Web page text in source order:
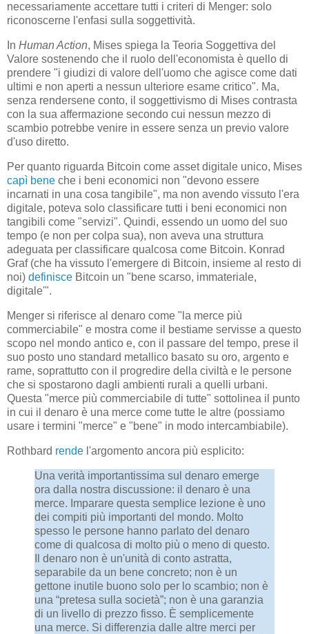
necessariamente accettare tutti i criteri di Menger: solo
riconoscerne l'enfasi sulla soggettività.
In Human Action, Mises spiega la Teoria Soggettiva del
Valore sostenendo che il ruolo dell'economista è quello di
prendere "i giudizi di valore dell'uomo che agisce come dati
ultimi e non aperti a nessun ulteriore esame critico". Ma,
senza rendersene conto, il soggettivismo di Mises contrasta
con la sua affermazione secondo cui nessun mezzo di
scambio potrebbe venire in essere senza un previo valore
d'uso diretto.
Per quanto riguarda Bitcoin come asset digitale unico, Mises
capì bene che i beni economici non "devono essere
incarnati in una cosa tangibile", ma non avendo vissuto l'era
digitale, poteva solo classificare tutti i beni economici non
tangibili come "servizi". Quindi, essendo un uomo del suo
tempo (e non per colpa sua), non aveva una struttura
adeguata per classificare qualcosa come Bitcoin. Konrad
Graf (che ha vissuto l'emergere di Bitcoin, insieme al resto di
noi) definisce Bitcoin un "bene scarso, immateriale,
digitale'".
Menger si riferisce al denaro come "la merce più
commerciabile" e mostra come il bestiame servisse a questo
scopo nel mondo antico e, con il passare del tempo, prese il
suo posto uno standard metallico basato su oro, argento e
rame, soprattutto con il progredire della civiltà e le persone
che si spostarono dagli ambienti rurali a quelli urbani.
Questa "merce più commerciabile di tutte" sottolinea il punto
in cui il denaro è una merce come tutte le altre (possiamo
usare i termini "merce" e "bene" in modo intercambiabile).
Rothbard rende l'argomento ancora più esplicito:
Una verità importantissima sul denaro emerge
ora dalla nostra discussione: il denaro è una
merce. Imparare questa semplice lezione è uno
dei compiti più importanti del mondo. Molto
spesso le persone hanno parlato del denaro
come di qualcosa di molto più o meno di questo.
Il denaro non è un'unità di conto astratta,
separabile da un bene concreto; non è un
gettone inutile buono solo per lo scambio; non è
una “pretesa sulla società”; non è una garanzia
di un livello di prezzo fisso. È semplicemente
una merce. Si differenzia dalle altre merci per